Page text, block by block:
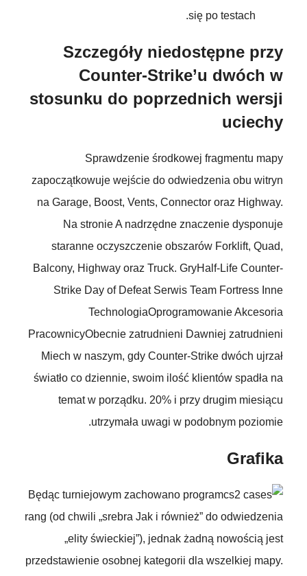
się po testach.
Szczegóły niedostępne przy
Counter-Strike’u dwóch w
stosunku do poprzednich wersji
uciechy
Sprawdzenie środkowej fragmentu mapy
zapoczątkowuje wejście do odwiedzenia obu witryn
na Garage, Boost, Vents, Connector oraz Highway.
Na stronie A nadrzędne znaczenie dysponuje
staranne oczyszczenie obszarów Forklift, Quad,
Balcony, Highway oraz Truck. GryHalf-Life Counter-
Strike Day of Defeat Serwis Team Fortress Inne
TechnologiaOprogramowanie Akcesoria
PracownicyObecnie zatrudnieni Dawniej zatrudnieni
Miech w naszym, gdy Counter-Strike dwóch ujrzał
światło co dziennie, swoim ilość klientów spadła na
temat w porządku. 20% i przy drugim miesiącu
utrzymała uwagi w podobnym poziomie.
Grafika
Będąc turniejowym zachowano program
rang (od chwili „srebra Jak i również” do odwiedzenia
„elity świeckiej”), jednak żadną nowością jest
przedstawienie osobnej kategorii dla wszelkiej mapy.